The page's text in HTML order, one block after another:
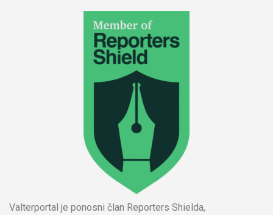
Valterportal je ponosni član Reporters Shielda,